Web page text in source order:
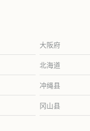
大阪府
北海道
冲绳县
冈山县